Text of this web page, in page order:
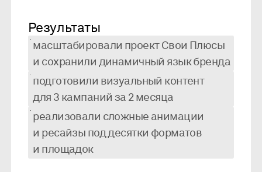
Результаты
масштабировали проект Свои Плюсы
и сохранили динамичный язык бренда
подготовили визуальный контент
для 3 кампаний за 2 месяца
реализовали сложные анимации
и ресайзы под десятки форматов
и площадок